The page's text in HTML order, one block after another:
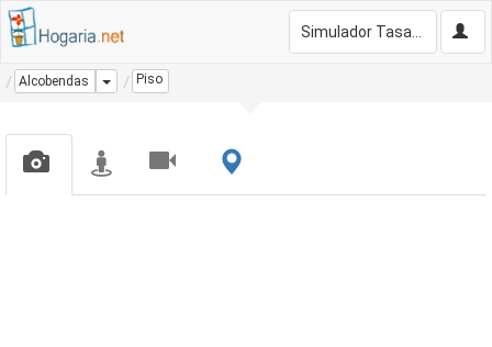
Alcobendas Dropdown
Piso